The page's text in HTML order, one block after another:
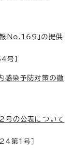
報No.169」の提供
号〕
感染予防対策の徹
号の公表について
第1号］